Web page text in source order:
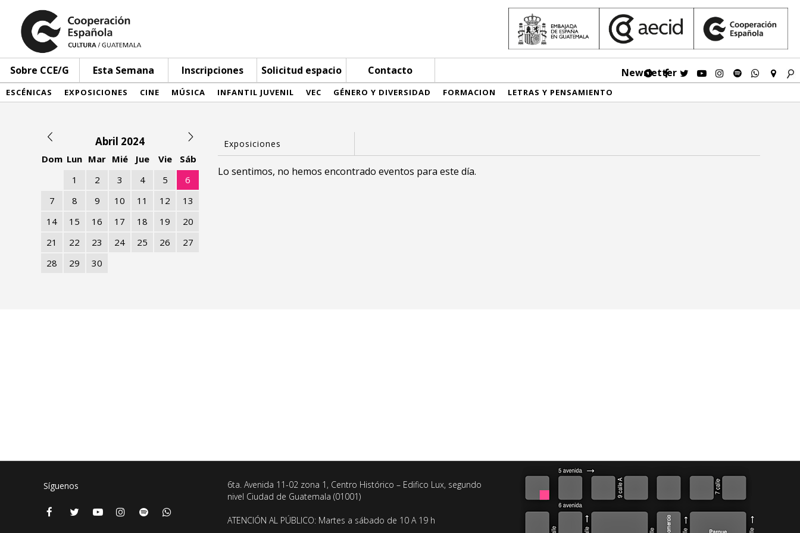
Sobre CCE/G Esta Semana Inscripciones Solicitud espacio Contacto Newsletter
ESCÉNICAS EXPOSICIONES CINE MÚSICA INFANTIL JUVENIL VEC GÉNERO Y DIVERSIDAD FORMACION LETRAS Y PENSAMIENTO
Abril 2024
Dom Lun Mar Mié Jue Vie
Sáb
1
2 3 4 5
6
7
8 9 10 11 12
13
14
15 16 17 18 19
20
21
22 23 24 25 26
27
28
29 30
Lo sentimos, no hemos encontrado eventos para este día.
Síguenos
6ta. Avenida 11-02 zona 1, Centro Histórico – Edifico Lux, segundo
nivel Ciudad de Guatemala (01001)
ATENCIÓN AL PÚBLICO: Martes a sábado de 10 A 19 h